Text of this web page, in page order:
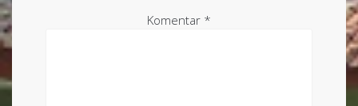
Komentar *